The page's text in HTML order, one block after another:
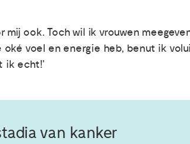
ook. Toch wil ik vrouwen
voel en energie heb, benut ik
ik echt!'
van kanker